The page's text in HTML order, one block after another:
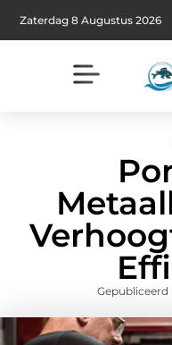
Zaterdag 8 Augustus 2026